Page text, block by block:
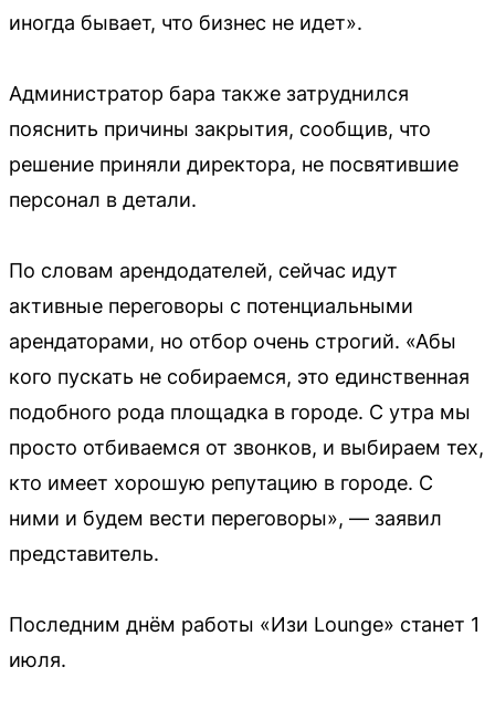
иногда бывает, что бизнес не идет».
Администратор бара также затруднился
пояснить причины закрытия, сообщив, что
решение приняли директора, не посвятившие
персонал в детали.
По словам арендодателей, сейчас идут
активные переговоры с потенциальными
арендаторами, но отбор очень строгий. «Абы
кого пускать не собираемся, это единственная
подобного рода площадка в городе. С утра мы
просто отбиваемся от звонков, и выбираем тех,
кто имеет хорошую репутацию в городе. С
ними и будем вести переговоры», — заявил
представитель.
Последним днём работы «Изи Lounge» станет 1
июля.